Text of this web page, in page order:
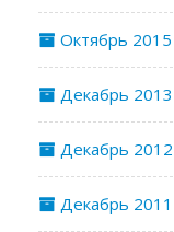
Октябрь 2015
Декабрь 2013
Декабрь 2012
Декабрь 2011